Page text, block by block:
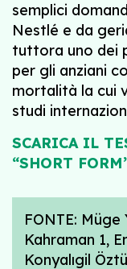
semplici
Nestlé e da
tuttora uno dei
per gli anziani
mortalità la cui
studi
SCARICA IL
“SHORT FORM’
FONTE: Müge
Kahraman 1,
Konyalıgil